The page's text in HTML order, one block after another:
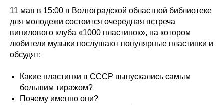
11 мая в 15:00 в Волгоградской областной библиотеке
для молодежи состоится очередная встреча
винилового клуба «1000 пластинок», на котором
любители музыки послушают популярные пластинки и
обсудят:
Какие пластинки в СССР выпускались самым
большим тиражом?
Почему именно они?